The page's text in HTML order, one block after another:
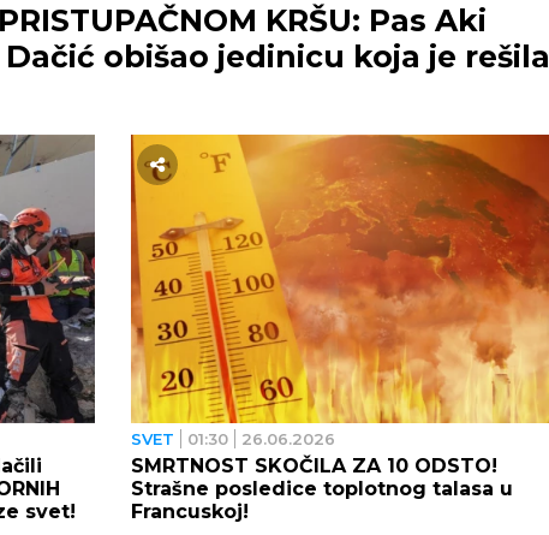
KRŠU: Pas Aki
obišao jedinicu koja je rešila
svet!
SVET 01:30 26.06.2026
SMRTNOST SKOČILA ZA 10 ODSTO!
Strašne posledice toplotnog talasa u
Francuskoj!